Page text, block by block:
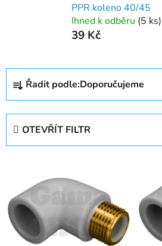
PPR koleno 40/45
Ihned k odběru (5 ks)
39 Kč
Ř
z
o
d
u
Řadit podle:Doporučujeme
OTEVŘÍT FILTR
p
i
s